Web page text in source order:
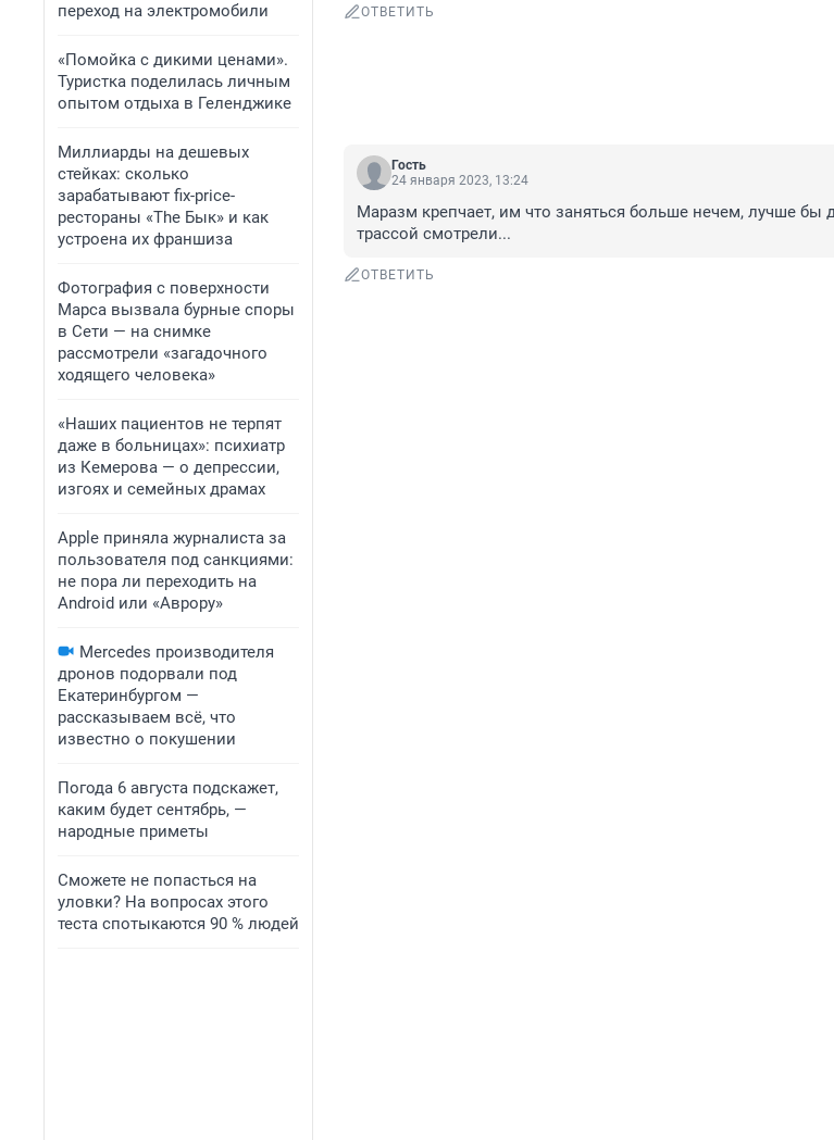
переход на электромобили
«Помойка с дикими ценами».
Туристка поделилась личным
опытом отдыха в Геленджике
Миллиарды на дешевых
стейках: сколько
зарабатывают fix-price-
рестораны «The Бык» и как
устроена их франшиза
Фотография с поверхности
Марса вызвала бурные споры
в Сети — на снимке
рассмотрели «загадочного
ходящего человека»
«Наших пациентов не терпят
даже в больницах»: психиатр
из Кемерова — о депрессии,
изгоях и семейных драмах
Apple приняла журналиста за
пользователя под санкциями:
не пора ли переходить на
Android или «Аврору»
Mercedes производителя
дронов подорвали под
Екатеринбургом —
рассказываем всё, что
известно о покушении
Погода 6 августа подскажет,
каким будет сентябрь, —
народные приметы
Сможете не попасться на
уловки? На вопросах этого
теста спотыкаются 90 % людей
ОТВЕТИТЬ
Гость
24 января 2023, 13:24
Маразм крепчает, им что заняться больше нечем, лучше бы
трассой смотрели...
ОТВЕТИТЬ